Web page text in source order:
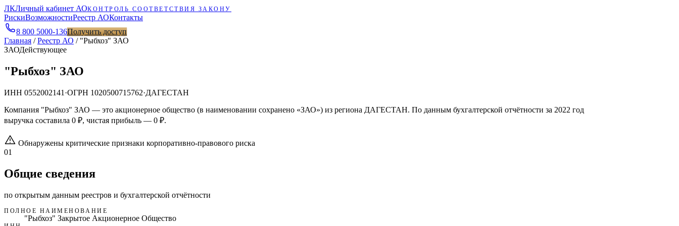
ЛКЛичный кабинет АОКОНТРОЛЬ СООТВЕТСТВИЯ ЗАКОНУ
РискиВозможностиРеестр АОКонтакты
8 800 5000-136Получить доступ
Главная /Реестр АО / "Рыбхоз" ЗАО
ЗАОДействующее
"Рыбхоз" ЗАО
ИНН 0552002141 ·ОГРН 1020500715762·ДАГЕСТАН
Компания "Рыбхоз" ЗАО — это акционерное общество (в наименовании сохранено «ЗАО») из региона ДАГЕСТАН. По данным бухгалтерской отчётности за 2022 год
выручка составила 0 ₽, чистая прибыль — 0 ₽.
Обнаружены критические признаки корпоративно-правового риска
01
Общие сведения
по открытым данным реестров и бухгалтерской отчётности
ПОЛНОЕ НАИМЕНОВАНИЕ
"Рыбхоз" Закрытое Акционерное Общество